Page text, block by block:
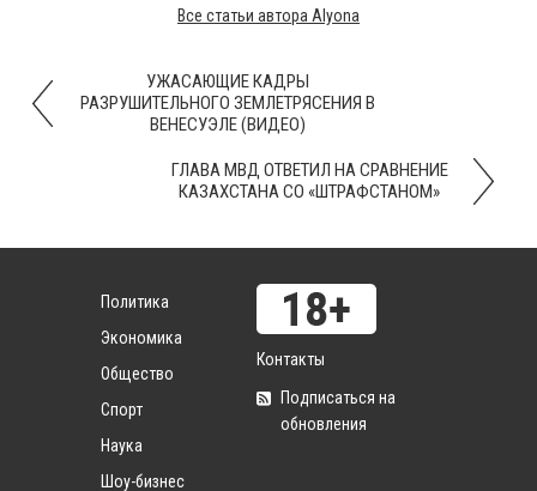
Все статьи автора Alyona
УЖАСАЮЩИЕ КАДРЫ
РАЗРУШИТЕЛЬНОГО ЗЕМЛЕТРЯСЕНИЯ В
ВЕНЕСУЭЛЕ (ВИДЕО)
ГЛАВА МВД ОТВЕТИЛ НА СРАВНЕНИЕ
КАЗАХСТАНА СО «ШТРАФСТАНОМ»
Политика
Экономика
Общество
Спорт
Наука
Шоу-бизнес
Контакты
Подписаться на
обновления